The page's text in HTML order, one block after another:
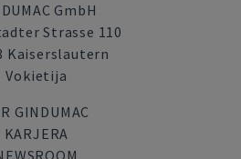
GmbH
Strasse 110
Kaiserslautern
Vokietija
GINDUMAC
KARJERA